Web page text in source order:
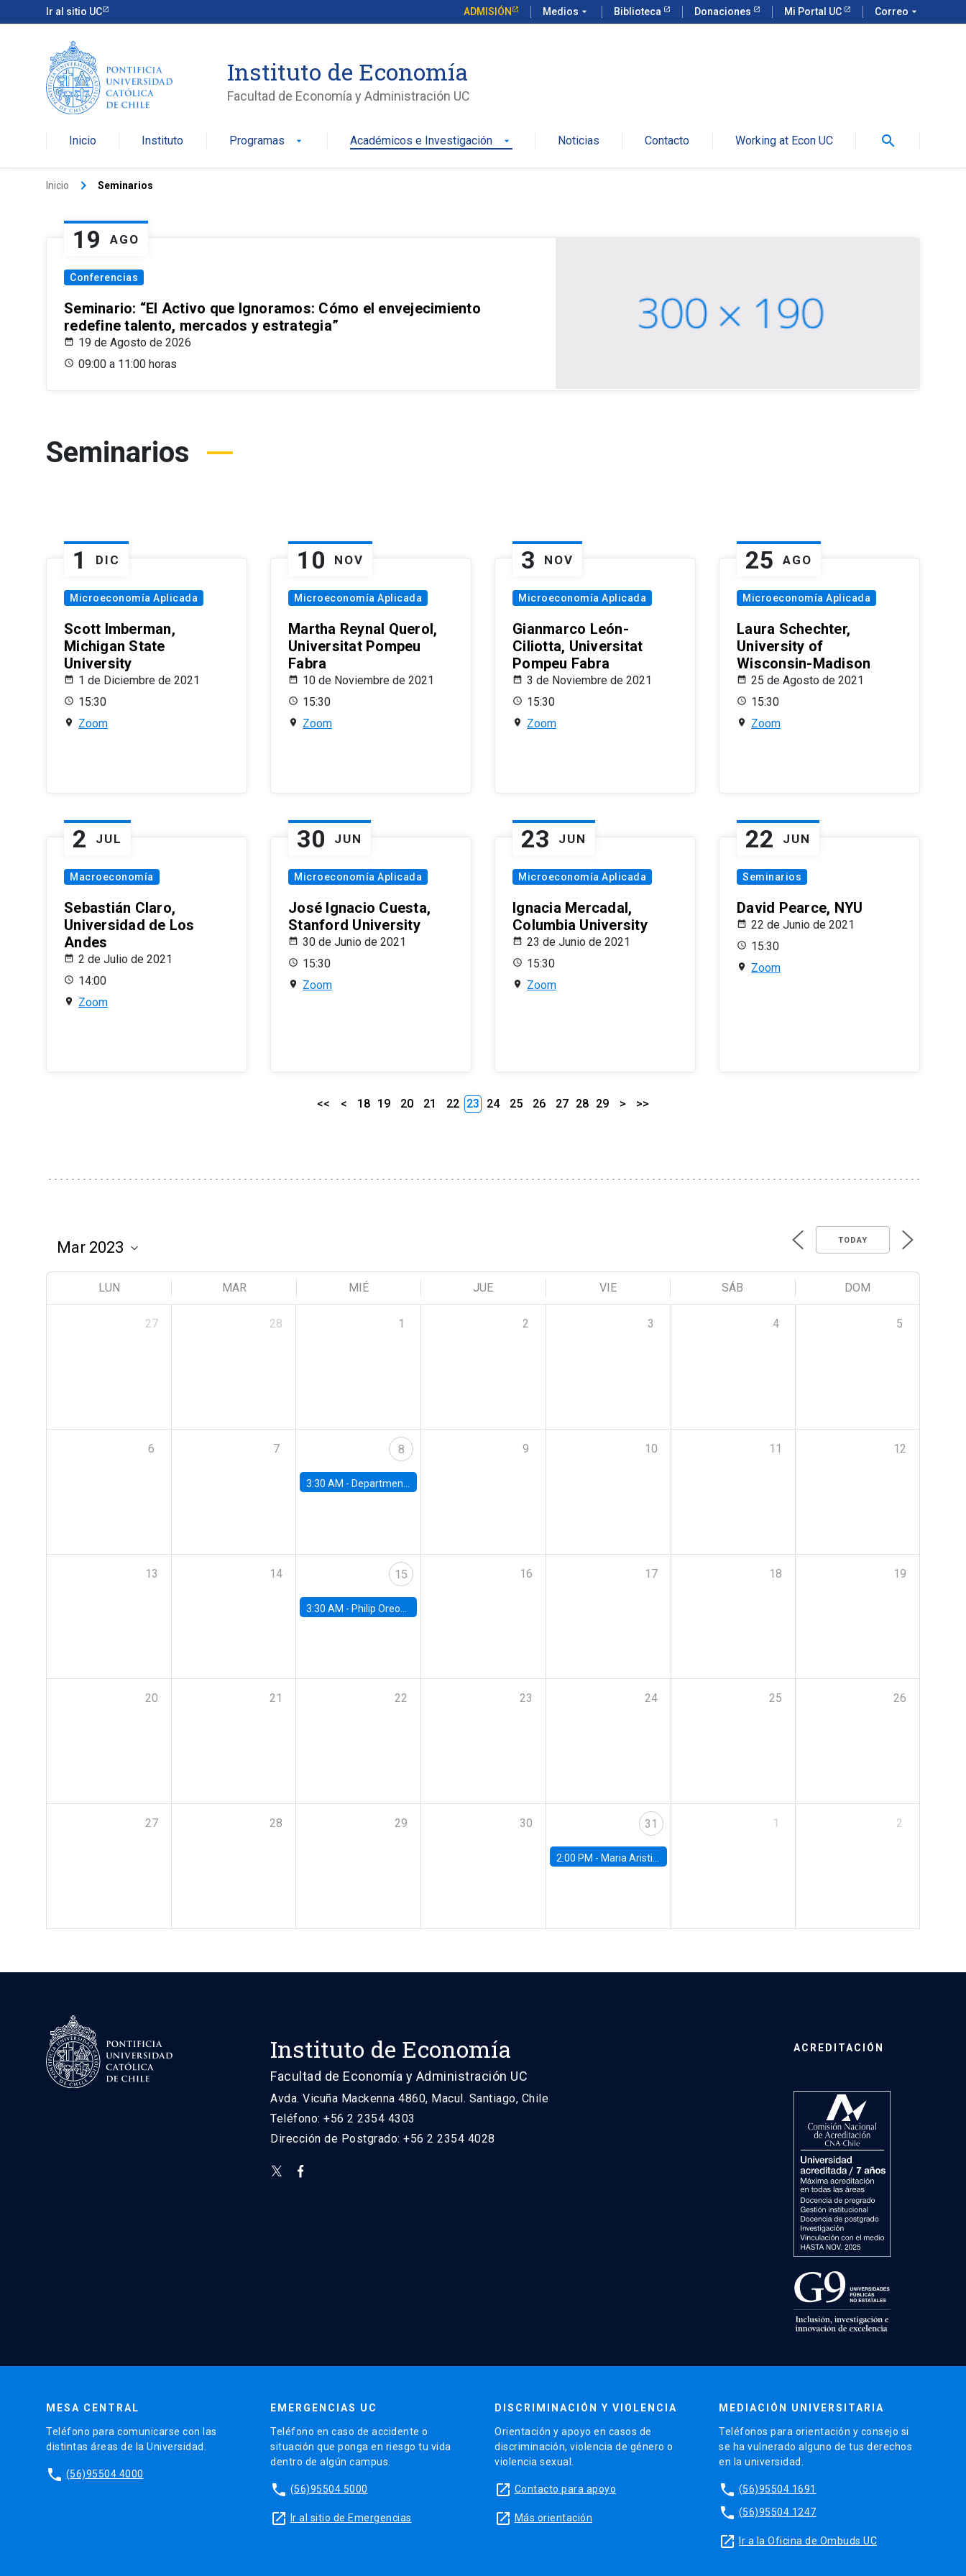
Ir al sitio UC ADMISIÓN Medios arrow_drop_down Biblioteca Donaciones Mi Portal UC Correo arrow_drop_down
Instituto de Economía
Facultad de Economía y Administración UC
Inicio Instituto Programas arrow_drop_down Académicos e Investigación arrow_drop_down Noticias Contacto Working at Econ UC search
Inicio keyboard_arrow_right Seminarios
19 AGO
Conferencias
Seminario: “El Activo que Ignoramos: Cómo el envejecimiento
redefine talento, mercados y estrategia”
19 de Agosto de 2026
09:00 a 11:00 horas
Seminarios
1 DIC
Microeconomía Aplicada
Scott Imberman,
Michigan State
University
1 de Diciembre de 2021
15:30
Zoom
10 NOV
Microeconomía Aplicada
Martha Reynal Querol,
Universitat Pompeu
Fabra
10 de Noviembre de 2021
15:30
Zoom
3 NOV
Microeconomía Aplicada
Gianmarco León-
Ciliotta, Universitat
Pompeu Fabra
3 de Noviembre de 2021
15:30
Zoom
25 AGO
Microeconomía Aplicada
Laura Schechter,
University of
Wisconsin-Madison
25 de Agosto de 2021
15:30
Zoom
2 JUL
Macroeconomía
Sebastián Claro,
Universidad de Los
Andes
2 de Julio de 2021
14:00
Zoom
30 JUN
Microeconomía Aplicada
José Ignacio Cuesta,
Stanford University
30 de Junio de 2021
15:30
Zoom
23 JUN
Microeconomía Aplicada
Ignacia Mercadal,
Columbia University
23 de Junio de 2021
15:30
Zoom
22 JUN
Seminarios
David Pearce, NYU
22 de Junio de 2021
15:30
Zoom
<< < 18 19 20 21 22 23 24 25 26 27 28 29 > >>
TODAY
LUN MAR MIÉ JUE VIE SÁB DOM
27 28 1 2 3 4 5
6 7 8
3:30 AM - Department Seminar: James Robinson
9 10 11 12
13 14 15
3:30 AM - Philip Oreopolous, University of Toronto
16 17 18 19
20 21 22 23 24 25 26
27 28 29 30 31
2:00 PM - Maria Aristizabal-Ramirez, FED Board
1 2
Instituto de Economía
Facultad de Economía y Administración UC
Avda. Vicuña Mackenna 4860, Macul. Santiago, Chile
Teléfono: +56 2 2354 4303
Dirección de Postgrado: +56 2 2354 4028
ACREDITACIÓN
MESA CENTRAL
Teléfono para comunicarse con las
distintas áreas de la Universidad.
phone (56)95504 4000
EMERGENCIAS UC
Teléfono en caso de accidente o
situación que ponga en riesgo tu vida
dentro de algún campus.
phone (56)95504 5000
launch Ir al sitio de Emergencias
DISCRIMINACIÓN Y VIOLENCIA
Orientación y apoyo en casos de
discriminación, violencia de género o
violencia sexual.
launch Contacto para apoyo
launch Más orientación
MEDIACIÓN UNIVERSITARIA
Teléfonos para orientación y consejo si
se ha vulnerado alguno de tus derechos
en la universidad.
phone (56)95504 1691
phone (56)95504 1247
launch Ir a la Oficina de Ombuds UC